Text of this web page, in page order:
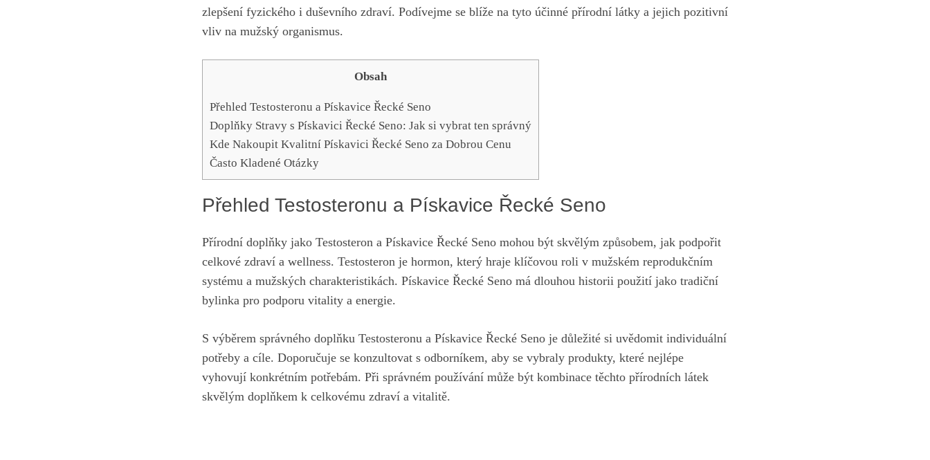
zlepšení fyzického i duševního zdraví. Podívejme se blíže na tyto účinné přírodní látky a jejich pozitivní
vliv na mužský organismus.
Obsah
Přehled Testosteronu a Pískavice Řecké Seno
Doplňky Stravy s Pískavici Řecké Seno: Jak si vybrat ten správný
Kde Nakoupit Kvalitní Pískavici Řecké Seno za Dobrou Cenu
Často Kladené Otázky
Přehled Testosteronu a Pískavice Řecké Seno
Přírodní doplňky jako Testosteron a Pískavice Řecké Seno mohou být skvělým způsobem, jak podpořit
celkové zdraví a wellness. Testosteron je hormon, který hraje klíčovou roli v mužském reprodukčním
systému a mužských charakteristikách. Pískavice Řecké Seno má dlouhou historii použití jako tradiční
bylinka pro podporu vitality a energie.
S výběrem správného doplňku Testosteronu a Pískavice Řecké Seno je důležité si uvědomit individuální
potřeby a cíle. Doporučuje se konzultovat s odborníkem, aby se vybraly produkty, které nejlépe
vyhovují konkrétním potřebám. Při správném používání může být kombinace těchto přírodních látek
skvělým doplňkem k celkovému zdraví a vitalitě.